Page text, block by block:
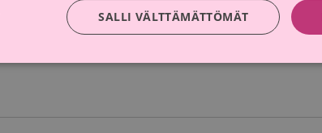
SALLI VÄLTTÄMÄTTÖMÄT